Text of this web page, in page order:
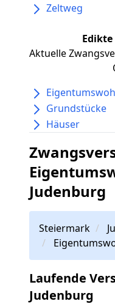
Zeltweg
Aktuelle
Grundstücke
Häuser
Judenburg
Steiermark
Laufende
Judenburg